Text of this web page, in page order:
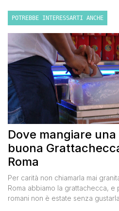
POTREBBE INTERESSARTI ANCHE
Dove mangiare una
buona
Roma
Per carità non chiamarla mai
Roma abbiamo la grattachecca, e
romani non è estate senza gustarla